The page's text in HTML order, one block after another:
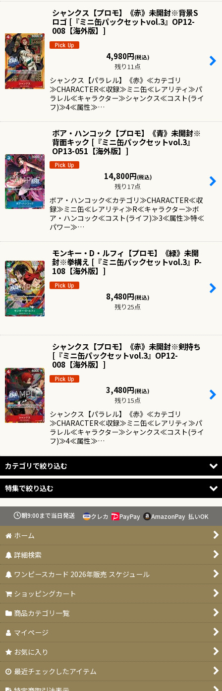
シャンクス【プロモ】《赤》未開封※背景S
ロゴ [ 『ミニ缶パックセットvol.3』OP12-
008【海外版】 ]
4,980円(税込)
残り11点
シャンクス【パラレル】《赤》≪カテゴリ
≫CHARACTER≪収録≫ミニ缶≪レアリティ≫パ
ラレル≪キャラクター≫シャンクス≪コスト(ライ
フ)≫4≪属性≫…
ボア・ハンコック【プロモ】《青》未開封※
背面キック [ 『ミニ缶パックセットvol.3』
OP13-051【海外版】 ]
14,800円(税込)
残り17点
ボア・ハンコック≪カテゴリ≫CHARACTER≪収
録≫ミニ缶≪レアリティ≫R≪キャラクター≫ボ
ア・ハンコック≪コスト(ライフ)≫3≪属性≫特≪
パワー≫…
モンキー・D・ルフィ【プロモ】《緑》未開
封※拳構え [ 『ミニ缶パックセットvol.3』P-
108【海外版】 ]
8,480円(税込)
残り25点
シャンクス【プロモ】《赤》未開封※剣持ち
[ 『ミニ缶パックセットvol.3』OP12-
008【海外版】 ]
3,480円(税込)
残り15点
シャンクス【パラレル】《赤》≪カテゴリ
≫CHARACTER≪収録≫ミニ缶≪レアリティ≫パ
ラレル≪キャラクター≫シャンクス≪コスト(ライ
フ)≫4≪属性≫…
カテゴリで絞り込む
LEADER
CHARACTER
EVENT
STAGE
ドン！！カード
サプライ
特別対応
デッキ販売
特集で絞り込む
スタートデッキ 【ST-31〜36】
ブースターパック 決戦の刻【OP-16】
特価品
お楽しみ袋
デッキ販売
プロモカード
PSA10・9
ドン！！カード
未開封品
朝9:00まで当日発送 クレカ PayPay AmazonPay 払いOK
ホーム
詳細検索
ワンピースカード 2026年販売 スケジュール
ショッピングカート
商品カテゴリ一覧
マイページ
お気に入り
最近チェックしたアイテム